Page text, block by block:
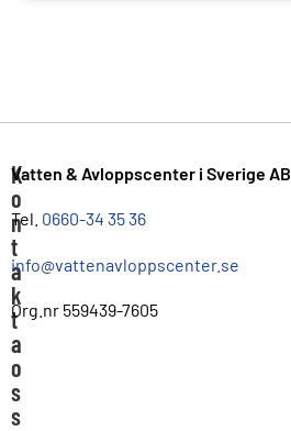
K
o
n
t
a
k
t
a
o
s
s
Vatten & Avloppscenter i Sverige AB
Tel. 0660-34 35 36
info@vattenavloppscenter.se
Org.nr 559439-7605